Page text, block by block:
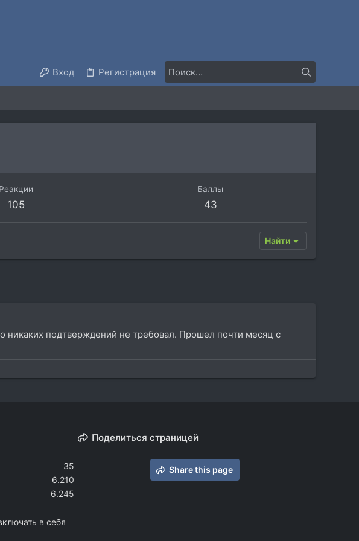
Вход Регистрация
Реакции
105
Баллы
43
Найти
никаких подтверждений не требовал. Прошел почти месяц с
35
6.210
6.245
в себя
Поделиться страницей
Share this page